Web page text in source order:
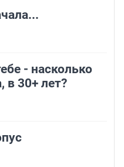
- насколько
в 30+ лет?